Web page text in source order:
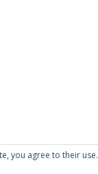
you agree to their use.